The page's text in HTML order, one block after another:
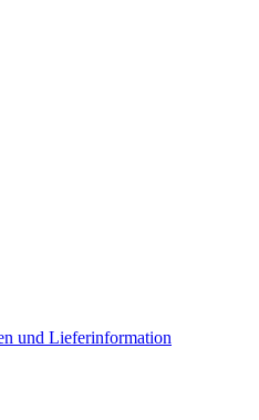
und Lieferinformation